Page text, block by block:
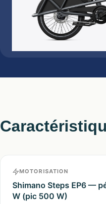
MOTORISATION
Shimano Steps EP6 —
W (pic 500 W)